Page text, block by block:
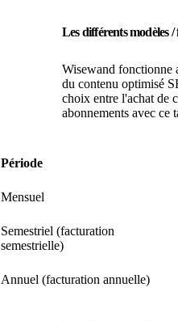
Les différents modèles
Wisewand fonctionne
du contenu optimisé
choix entre l'achat de
abonnements avec ce
Période
Mensuel
Semestriel (facturation
semestrielle)
Annuel (facturation annuelle)